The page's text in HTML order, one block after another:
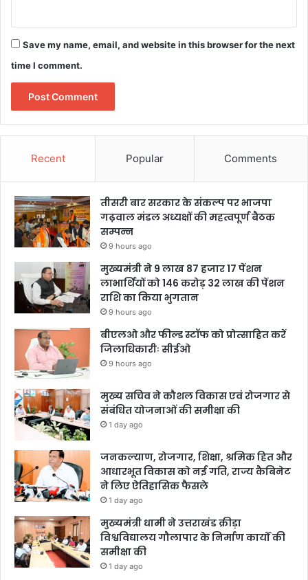
Save my name, email, and website in this browser for the next
time I comment.
Recent Popular Comments
तीसरी बार सरकार के संकल्प पर भाजपा
गढ़वाल मंडल अध्यक्षों की महत्वपूर्ण बैठक
सम्पन्न
9 hours ago
मुख्यमंत्री ने 9 लाख 87 हजार 17 पेंशन
लाभार्थियों को 146 करोड़ 32 लाख की पेंशन
राशि का किया भुगतान
9 hours ago
बीएलओ और फील्ड स्टॉफ को प्रोत्साहित करें
जिलाधिकारीः सीईओ
9 hours ago
मुख्य सचिव ने कौशल विकास एवं रोजगार से
संबंधित योजनाओं की समीक्षा की
1 day ago
जनकल्याण, रोजगार, शिक्षा, श्रमिक हित और
आधारभूत विकास को नई गति, राज्य कैबिनेट
ने लिए ऐतिहासिक फैसले
1 day ago
मुख्यमंत्री धामी ने उत्तराखंड क्रीड़ा
विश्वविद्यालय गौलापार के निर्माण कार्यों की
समीक्षा की
1 day ago